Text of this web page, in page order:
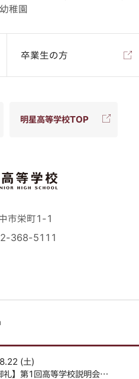
稚園
卒業生の方
明星高等学校TOP
市栄町1-1
368-5111
(土)
第1回高等学校説明会